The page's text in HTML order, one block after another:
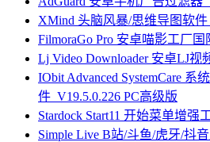
XMind 头脑风暴/思维导图软件
FilmoraGo Pro 安卓喵影工厂
Lj Video Downloader 安卓LJ视
IObit Advanced SystemCare 系
件_V19.5.0.226 PC高级版
Stardock Start11 开始菜单增强
Simple Live B站/斗鱼/虎牙/抖